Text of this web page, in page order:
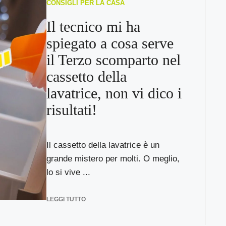
CONSIGLI PER LA CASA
Il tecnico mi ha
spiegato a cosa serve
il Terzo scomparto nel
cassetto della
lavatrice, non vi dico i
risultati!
Il cassetto della lavatrice è un
grande mistero per molti. O meglio,
lo si vive ...
LEGGI TUTTO